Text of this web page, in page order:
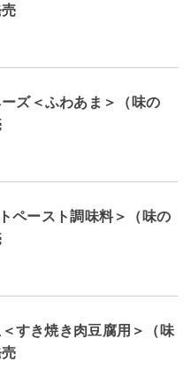
ズ＜ふわあま＞（味の
ースト調味料＞（味の
すき焼き肉豆腐用＞（味